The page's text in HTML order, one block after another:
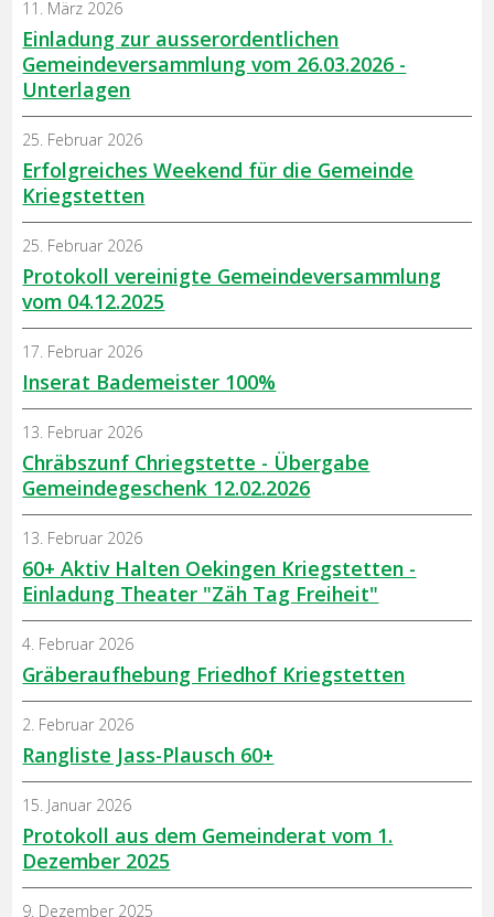
Einladung zur ausserordentlichen
Gemeindeversammlung vom 26.03.2026 -
Unterlagen
11. März 2026
Erfolgreiches Weekend für die Gemeinde
Kriegstetten
25. Februar 2026
Protokoll vereinigte Gemeindeversammlung
vom 04.12.2025
25. Februar 2026
Inserat Bademeister 100%
17. Februar 2026
Chräbszunf Chriegstette - Übergabe
Gemeindegeschenk 12.02.2026
13. Februar 2026
60+ Aktiv Halten Oekingen Kriegstetten -
Einladung Theater "Zäh Tag Freiheit"
13. Februar 2026
Gräberaufhebung Friedhof Kriegstetten
4. Februar 2026
Rangliste Jass-Plausch 60+
2. Februar 2026
Protokoll aus dem Gemeinderat vom 1.
Dezember 2025
15. Januar 2026
9. Dezember 2025